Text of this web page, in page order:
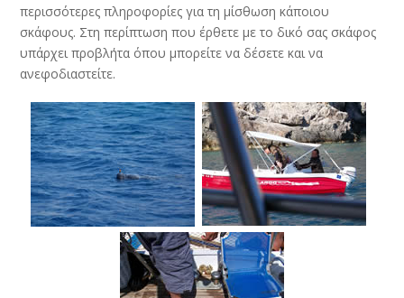
περισσότερες πληροφορίες για τη μίσθωση κάποιου
σκάφους. Στη περίπτωση που έρθετε με το δικό σας σκάφος
υπάρχει προβλήτα όπου μπορείτε να δέσετε και να
ανεφοδιαστείτε.